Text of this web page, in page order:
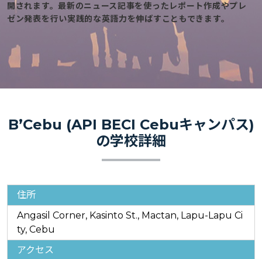
開されます。最新のニュース記事を使ったレポート作成やプレ
ゼン発表を行い実践的な英語力を伸ばすこともできます。
B’Cebu (API BECI Cebuキャンパス)
の学校詳細
住所
Angasil Corner, Kasinto St., Mactan, Lapu-Lapu Ci
ty, Cebu
アクセス